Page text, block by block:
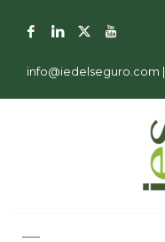
info@iedelseguro.com |